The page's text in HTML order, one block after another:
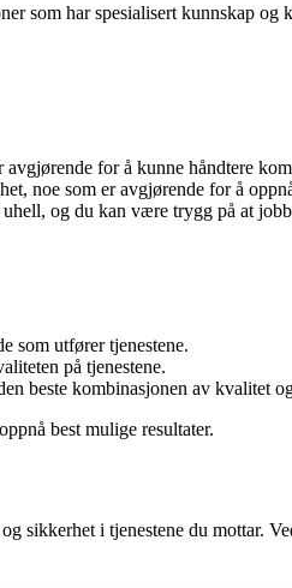
som har spesialisert kunnskap
for å kunne håndtere
noe som er avgjørende for å
og du kan være trygg på at
som utfører tjenestene.
på tjenestene.
beste kombinasjonen av kvalitet
best mulige resultater.
i tjenestene du mottar.